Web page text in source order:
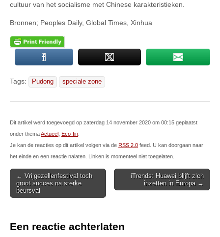
cultuur van het socialisme met Chinese karakteristieken.
Bronnen; Peoples Daily, Global Times, Xinhua
Tags: Pudong speciale zone
Dit artikel werd toegevoegd op zaterdag 14 november 2020 om 00:15 geplaatst
onder themaActueel Eco-fin
Je kan de reacties op dit artikel volgen via de RSS 2.0 feed. U kan doorgaan naar
het einde en een reactie nalaten. Linken is momenteel niet toegelaten.
Post
navigation
← Vrijgezellenfestival toch
groot succes na sterke
beursval
iTrends: Huawei blijft zich
inzetten in Europa →
Een reactie achterlaten